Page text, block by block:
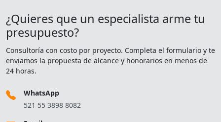
¿Quieres que un especialista arme tu
presupuesto?
Consultoría con costo por proyecto. Completa el formulario y te
enviamos la propuesta de alcance y honorarios en menos de
24 horas.
WhatsApp
521 55 3898 8082